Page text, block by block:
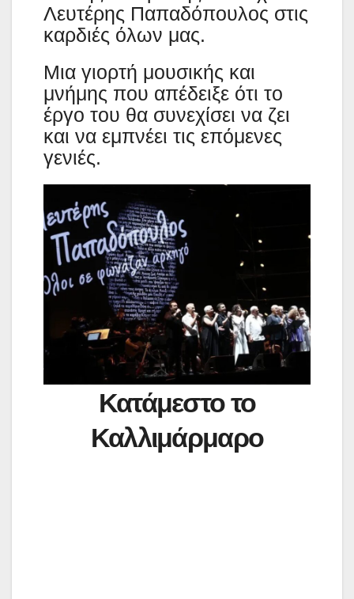
Λευτέρης Παπαδόπουλος στις
καρδιές όλων μας.
Μια γιορτή μουσικής και
μνήμης που απέδειξε ότι το
έργο του θα συνεχίσει να ζει
και να εμπνέει τις επόμενες
γενιές.
Κατάμεστο το
Καλλιμάρμαρο